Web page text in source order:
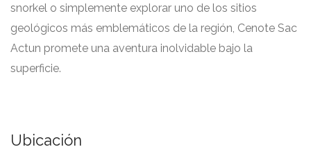
snorkel o simplemente explorar uno de los sitios
geológicos más emblemáticos de la región, Cenote Sac
Actun promete una aventura inolvidable bajo la
superficie.
Ubicación